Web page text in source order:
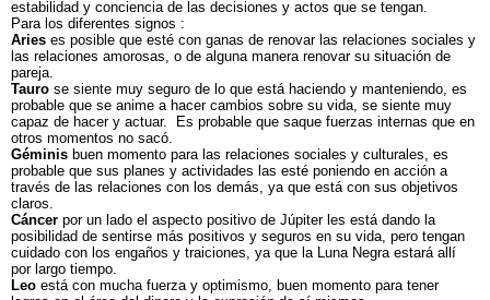
estabilidad y conciencia de las decisiones y actos que se tengan.
Para los diferentes signos :
Aries es posible que esté con ganas de renovar las relaciones sociales y
las relaciones amorosas, o de alguna manera renovar su situación de
pareja.
Tauro se siente muy seguro de lo que está haciendo y manteniendo, es
probable que se anime a hacer cambios sobre su vida, se siente muy
capaz de hacer y actuar. Es probable que saque fuerzas internas que en
otros momentos no sacó.
Géminis buen momento para las relaciones sociales y culturales, es
probable que sus planes y actividades las esté poniendo en acción a
través de las relaciones con los demás, ya que está con sus objetivos
claros.
Cáncer por un lado el aspecto positivo de Júpiter les está dando la
posibilidad de sentirse más positivos y seguros en su vida, pero tengan
cuidado con los engaños y traiciones, ya que la Luna Negra estará allí
por largo tiempo.
Leo está con mucha fuerza y optimismo, buen momento para tener